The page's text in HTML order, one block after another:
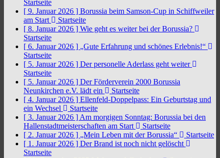
Startseite
[ 9. Januar 2026 ] Borussia beim Samson-Cup in Schiffweiler
am Start
Startseite
[ 8. Januar 2026 ] Wie geht es weiter bei der Borussia?
Startseite
[ 6. Januar 2026 ] „Gute Erfahrung und schönes Erlebnis!“
Startseite
[ 5. Januar 2026 ] Der personelle Aderlass geht weiter
Startseite
[ 5. Januar 2026 ] Der Förderverein 2000 Borussia
Neunkirchen e.V. lädt ein
Startseite
[ 4. Januar 2026 ] Ellenfeld-Doppelpass: Ein Geburtstag und
ein Wechsel
Startseite
[ 3. Januar 2026 ] Am morgigen Sonntag: Borussia bei den
Hallenstadtmeisterschaften am Start
Startseite
[ 2. Januar 2026 ] „Mein Leben mit der Borussia“
Startseite
[ 1. Januar 2026 ] Der Brand ist noch nicht gelöscht
Startseite